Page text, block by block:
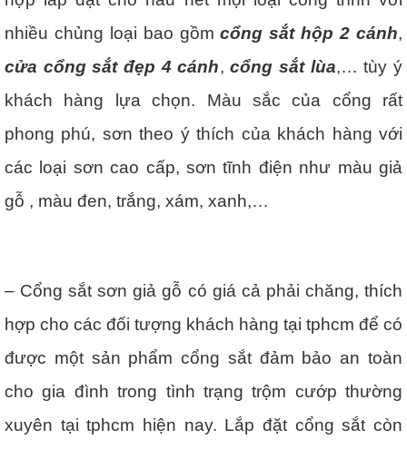
nhiều chủng loại bao gồmcổng sắt hộp 2 cánh,
cửa cổng sắt đẹp 4 cánh,cổng sắt lùa,… tùy ý
khách hàng lựa chọn. Màu sắc của cổng rất
phong phú, sơn theo ý thích của khách hàng với
các loại sơn cao cấp, sơn tĩnh điện như màu giả
gỗ , màu đen, trắng, xám, xanh,…
– Cổng sắt sơn giả gỗ có giá cả phải chăng, thích
hợp cho các đối tượng khách hàng tại tphcm để có
được một sản phẩm cổng sắt đảm bảo an toàn
cho gia đình trong tình trạng trộm cướp thường
xuyên tại tphcm hiện nay. Lắp đặt cổng sắt còn